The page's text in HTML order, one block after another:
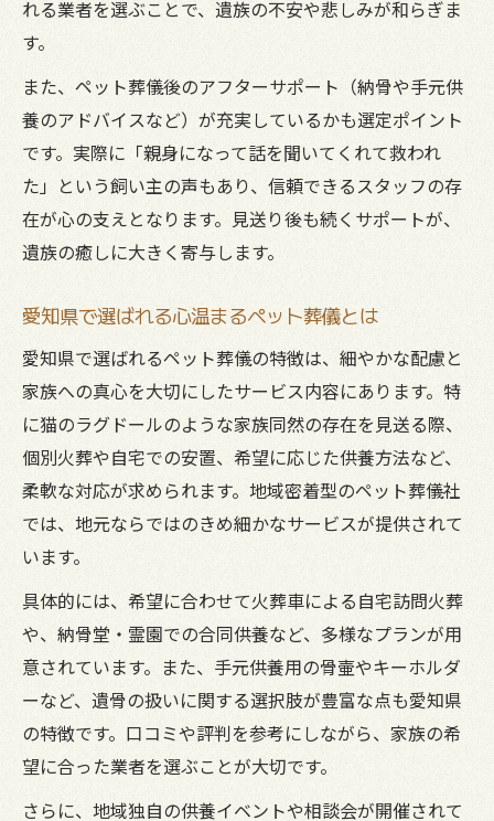
れる業者を選ぶことで、遺族の不安や悲しみが和らぎま
す。
また、ペット葬儀後のアフターサポート（納骨や手元供
養のアドバイスなど）が充実しているかも選定ポイント
です。実際に「親身になって話を聞いてくれて救われ
た」という飼い主の声もあり、信頼できるスタッフの存
在が心の支えとなります。見送り後も続くサポートが、
遺族の癒しに大きく寄与します。
愛知県で選ばれる心温まるペット葬儀とは
愛知県で選ばれるペット葬儀の特徴は、細やかな配慮と
家族への真心を大切にしたサービス内容にあります。特
に猫のラグドールのような家族同然の存在を見送る際、
個別火葬や自宅での安置、希望に応じた供養方法など、
柔軟な対応が求められます。地域密着型のペット葬儀社
では、地元ならではのきめ細かなサービスが提供されて
います。
具体的には、希望に合わせて火葬車による自宅訪問火葬
や、納骨堂・霊園での合同供養など、多様なプランが用
意されています。また、手元供養用の骨壷やキーホルダ
ーなど、遺骨の扱いに関する選択肢が豊富な点も愛知県
の特徴です。口コミや評判を参考にしながら、家族の希
望に合った業者を選ぶことが大切です。
さらに、地域独自の供養イベントや相談会が開催されて